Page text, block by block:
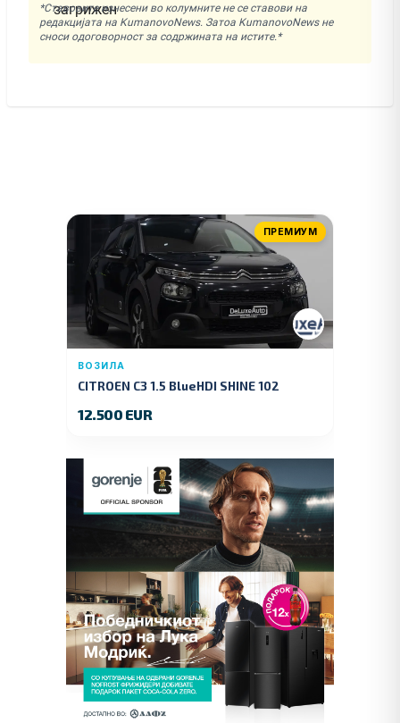
*Ставовите изнесени во колумните не се ставови на
редакцијата на KumanovoNews. Затоа KumanovoNews не
сноси одоговорност за содржината на истите.*
ПРЕМИУМ
ВОЗИЛА
CITROEN C3 1.5 BlueHDI SHINE 102
12.500 EUR